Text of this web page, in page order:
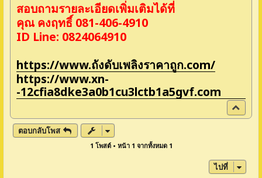
สอบถามรายละเอียดเพิ่มเติมได้ที่
คุณ คงฤทธิ์ 081-406-4910
ID Line: 0824064910
https://www.ถังดับเพลิงราคาถูก.com/
https://www.xn-
-12cfia8dke3a0b1cu3lctb1a5gvf.com
า
ตอบกลับโพส
1 โพสต์ • หน้า 1 จากทั้งหมด 1
ไปที่